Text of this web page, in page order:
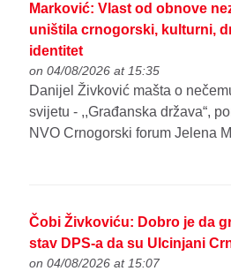
Marković: Vlast od obnove
uništila crnogorski, kulturni,
identitet
on 04/08/2026 at 15:35
Danijel Živković mašta o
svijetu - ,,Građanska država“,
NVO Crnogorski forum Jelena
Čobi Živkoviću: Dobro je da
stav DPS-a da su Ulcinjani
on 04/08/2026 at 15:07